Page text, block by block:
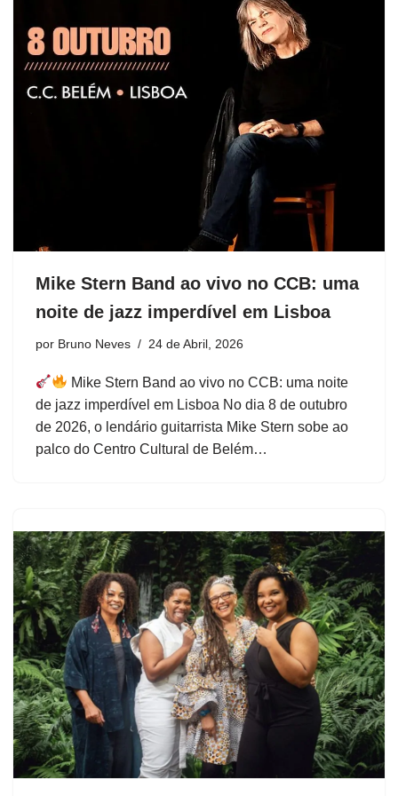
Mike Stern Band ao vivo no CCB: uma
noite de jazz imperdível em Lisboa
por Bruno Neves 24 de Abril, 2026
Mike Stern Band ao vivo no CCB: uma noite
de jazz imperdível em Lisboa No dia 8 de outubro
de 2026, o lendário guitarrista Mike Stern sobe ao
palco do Centro Cultural de Belém…